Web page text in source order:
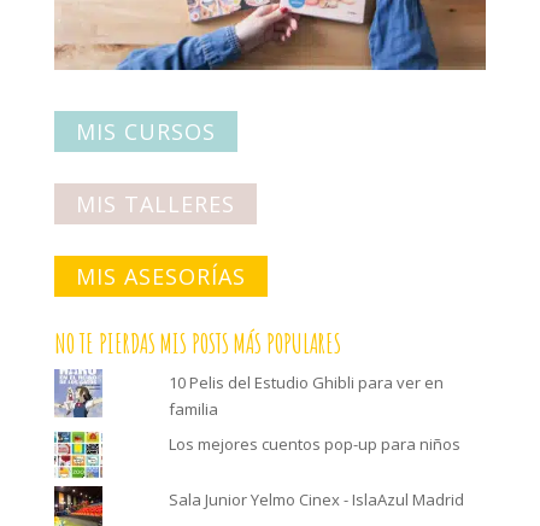
MIS CURSOS
MIS TALLERES
MIS ASESORÍAS
NO TE PIERDAS MIS POSTS MÁS POPULARES
10 Pelis del Estudio Ghibli para ver en
familia
Los mejores cuentos pop-up para niños
Sala Junior Yelmo Cinex - IslaAzul Madrid